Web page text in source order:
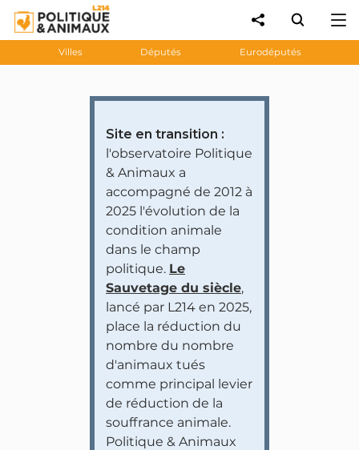
Villes Députés Eurodéputés
Site en transition :
l'observatoire Politique
& Animaux a
accompagné de 2012 à
2025 l'évolution de la
condition animale
dans le champ
politique. Le
Sauvetage du siècle,
lancé par L214 en 2025,
place la réduction du
nombre du nombre
d'animaux tués
comme principal levier
de réduction de la
souffrance animale.
Politique & Animaux